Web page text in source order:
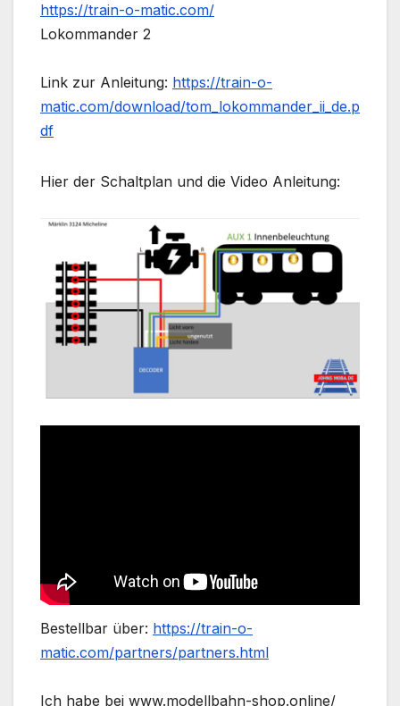
https://train-o-matic.com/
Lokommander 2
Link zur Anleitung: https://train-o-
matic.com/download/tom_lokommander_ii_de.p
df
Hier der Schaltplan und die Video Anleitung:
Bestellbar über: https://train-o-
matic.com/partners/partners.html
Ich habe bei www.modellbahn-shop.online/